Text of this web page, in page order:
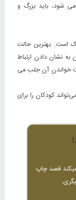
شود، باید بزرگ‌ و
است. بهترین حالت
نشان دادن ارتباط
خواندن آن جلب می
کودکان را برای
قصد چاپ